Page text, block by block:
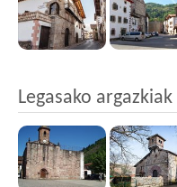
Legasako argazkiak